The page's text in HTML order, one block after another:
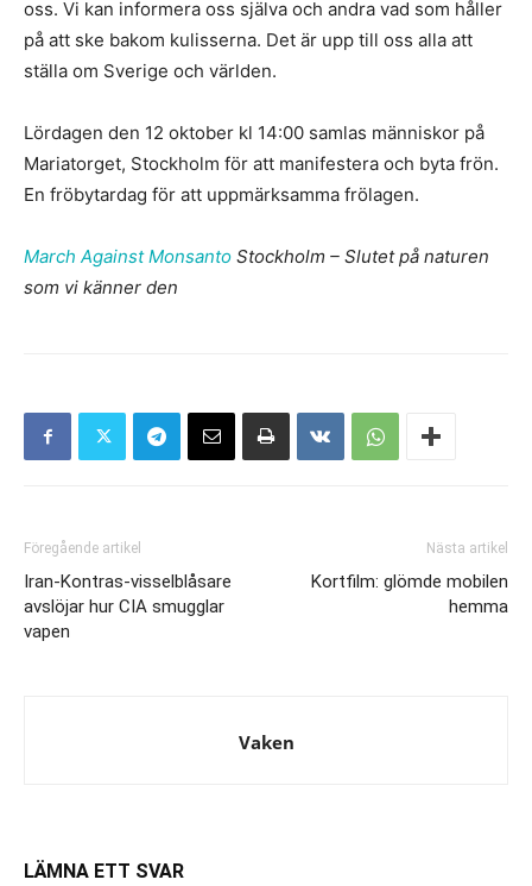
oss. Vi kan informera oss själva och andra vad som håller
på att ske bakom kulisserna. Det är upp till oss alla att
ställa om Sverige och världen.
Lördagen den 12 oktober kl 14:00 samlas människor på
Mariatorget, Stockholm för att manifestera och byta frön.
En fröbytardag för att uppmärksamma frölagen.
March Against Monsanto Stockholm – Slutet på naturen
som vi känner den
Föregående artikel
Iran-Kontras-visselblåsare
avslöjar hur CIA smugglar
vapen
Nästa artikel
Kortfilm: glömde mobilen
hemma
Vaken
LÄMNA ETT SVAR